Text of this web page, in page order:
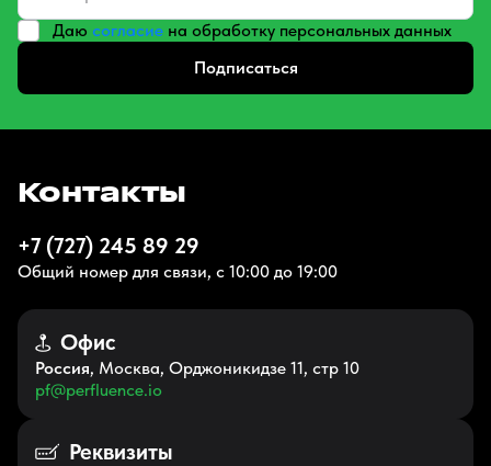
Даю согласие на обработку персональных данных
Подписаться
Контакты
+7 (727) 245 89 29
Общий номер для связи, с 10:00 до 19:00
Офис
Россия, Москва, Орджоникидзе 11, стр 10
pf@perfluence.io
Реквизиты